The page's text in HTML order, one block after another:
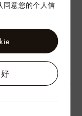
同意您的个人信
大利特雷维索创建
间与空间的关系，曾在